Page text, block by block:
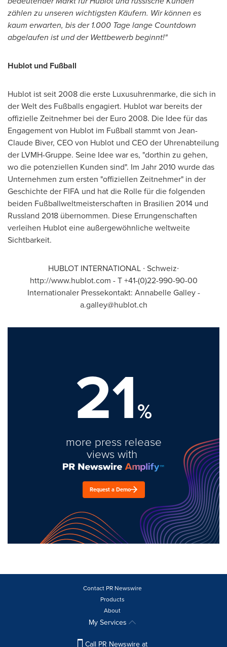
zählen zu unseren wichtigsten Käufern. Wir können es
kaum erwarten, bis der 1.000 Tage lange Countdown
abgelaufen ist und der Wettbewerb beginnt!"
Hublot und Fußball
Hublot ist seit 2008 die erste Luxusuhrenmarke, die sich in
der Welt des Fußballs engagiert. Hublot war bereits der
offizielle Zeitnehmer bei der Euro 2008. Die Idee für das
Engagement von Hublot im Fußball stammtvon Jean-
Claude Biver, CEOvon Hublot und CEOder Uhrenabteilung
der LVMH-Gruppe. Seine Idee war es, "dorthin zu gehen,
wo die potenziellen Kunden sind". Im Jahr2010 wurde das
Unternehmen zum ersten "offiziellen Zeitnehmer" in der
Geschichte der FIFA und hat die Rolle für die folgenden
beiden Fußballweltmeisterschaften in Brasilien 2014 und
Russland 2018 übernommen. Diese Errungenschaften
verleihen Hublot eine außergewöhnliche weltweite
Sichtbarkeit.
HUBLOT INTERNATIONAL ∙ Schweiz∙
http://www.hublot.com - T +41-(0)22-990-90-00
Internationaler Pressekontakt: Annabelle Galley-
a.galley@hublot.ch
21%
more press release
views with
Request a Demo
Contact PR Newswire
Products
About
My Services
Call PR Newswire at